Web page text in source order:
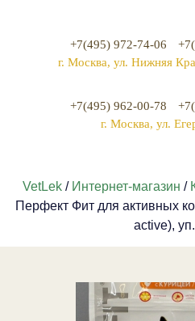
+7(495) 972-74-06
г. Москва, ул. Нижняя
+7(495) 962-00-78
г. Москва, ул.
VetLek/ Интернет-магазин /
Перфект Фит для активных
active),